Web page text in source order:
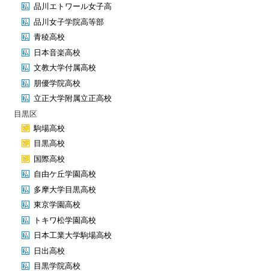
品川エトワール女子高
品川女子学院高等部
青稜高校
日本音楽高校
文教大学付属高校
朋優学院高校
立正大学附属立正高校
目黒区
駒場高校
目黒高校
国際高校
自由ケ丘学園高校
多摩大学目黒高校
東京学園高校
トキワ松学園高校
日本工業大学駒場高校
日出高校
目黒学院高校